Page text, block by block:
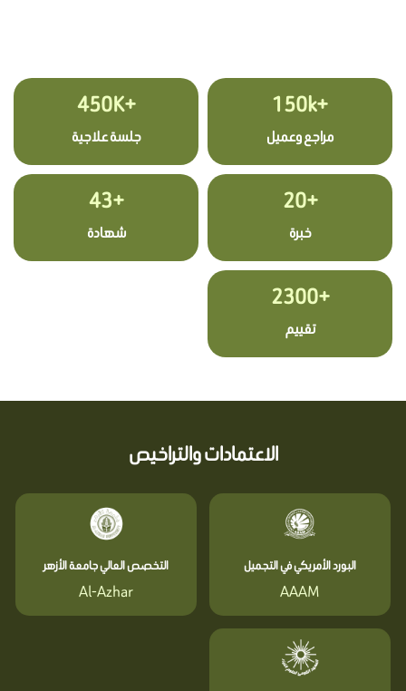
+150k
مراجع وعميل
+450K
جلسة علاجية
+20
خبرة
+43
شهادة
+2300
تقييم
الاعتمادات والتراخيص
البورد الأمريكي في التجميل
AAAM
التخصص العالي جامعة الأزهر
Al-Azhar